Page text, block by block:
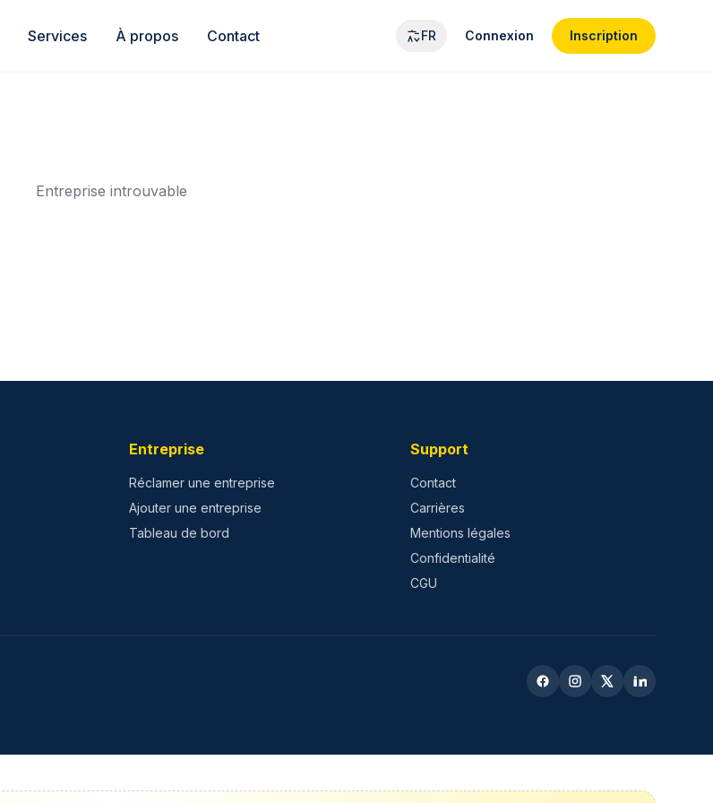
Services À propos Contact FR Connexion Inscription
Entreprise introuvable
Entreprise
Réclamer une entreprise
Ajouter une entreprise
Tableau de bord
Support
Contact
Carrières
Mentions légales
Confidentialité
CGU